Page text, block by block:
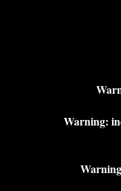
Warning:
Warning